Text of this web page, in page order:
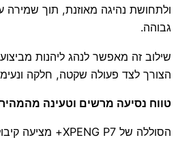
ולתחושת נהיגה מאוזנת, תוך שמירה
גבוהה.
שילוב זה מאפשר לנהג ליהנות
הצורך לצד פעולה שקטה, חלקה
טווח נסיעה מרשים וטעינה